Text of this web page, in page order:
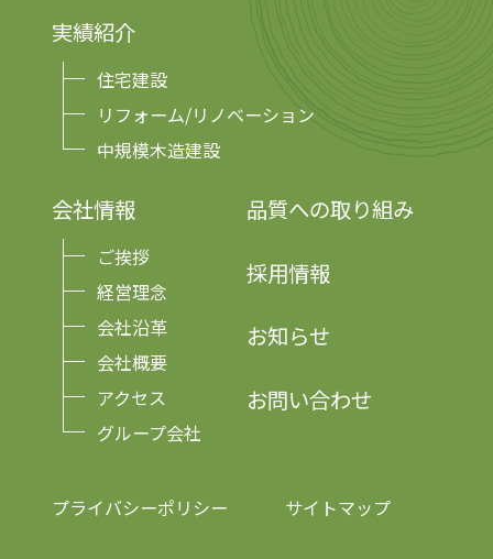
実績紹介
住宅建設
リフォーム/リノベーション
中規模木造建設
会社情報
ご挨拶
経営理念
会社沿革
会社概要
アクセス
グループ会社
品質への取り組み
採用情報
お知らせ
お問い合わせ
プライバシーポリシー サイトマップ